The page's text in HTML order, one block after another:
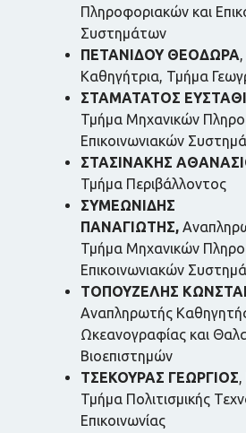
Πληροφοριακών και
Συστημάτων
ΠΕΤΑΝΙΔΟΥ ΘΕΟΔΩΡΑ
Καθηγήτρια, Τμήμα
ΣΤΑΜΑΤΑΤΟΣ
Τμήμα Μηχανικών
Επικοινωνιακών
ΣΤΑΣΙΝΑΚΗΣ
Τμήμα Περιβάλλοντος
ΣΥΜΕΩΝΙΔΗΣ
ΠΑΝΑΓΙΩΤΗΣ,
Τμήμα Μηχανικών
Επικοινωνιακών
ΤΟΠΟΥΖΕΛΗΣ
Αναπληρωτής
Ωκεανογραφίας και
Βιοεπιστημών
ΤΣΕΚΟΥΡΑΣ ΓΕΩΡΓΙΟΣ
Τμήμα Πολιτισμικής
Επικοινωνίας